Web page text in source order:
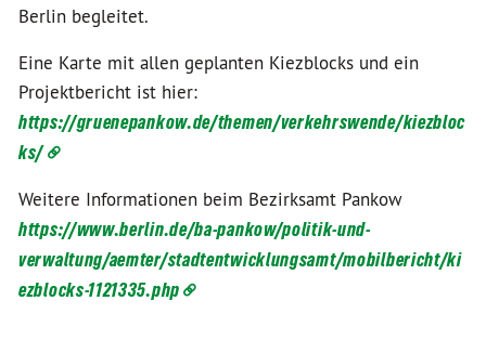
Berlin begleitet.
Eine Karte mit allen geplanten Kiezblocks und ein
Projektbericht ist hier:
https://gruenepankow.de/themen/verkehrswende/kiezbloc
ks/
Weitere Informationen beim Bezirksamt Pankow
https://www.berlin.de/ba-pankow/politik-und-
verwaltung/aemter/stadtentwicklungsamt/mobilbericht/ki
ezblocks-1121335.php